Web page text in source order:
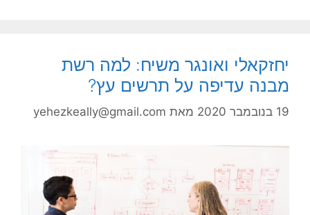
יחזקאלי ואונגר משיח: למה רשת
מבנה עדיפה על תרשים עץ?
19 בנובמבר 2020 מאת yehezkeally@gmail.com